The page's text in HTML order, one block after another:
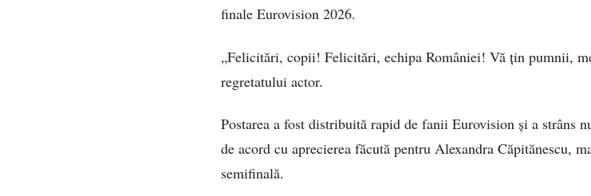
finale Eurovision 2026.
„Felicitări, copii! Felicitări, echipa României! Vă țin pumnii,
regretatului actor.
Postarea a fost distribuită rapid de fanii Eurovision și a strâns
de acord cu aprecierea făcută pentru Alexandra Căpitănescu,
semifinală.